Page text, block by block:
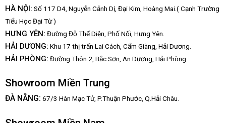
HÀ NỘI: Số 117 D4, Nguyễn Cảnh Dị, Đại Kim, Hoàng Mai.( Cạnh Trường
Tiểu Học Đại Từ )
HƯNG YÊN: Đường Đỗ Thế Diện, Phố Nối, Hưng Yên.
HẢI DƯƠNG: Khu 17 thị trấn Lai Cách, Cẩm Giàng, Hải Dương.
HẢI PHÒNG: Đường Thôn 2, Bắc Sơn, An Dương, Hải Phòng.
Showroom Miền Trung
ĐÀ NẴNG: 67/3 Hàn Mạc Tử, P.Thuận Phước, Q.Hải Châu.